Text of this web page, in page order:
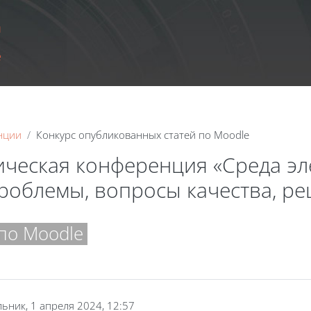
Конкурс опубликованных статей по Moodle
конференция «Среда
вопросы качества,
Moodle
1 апреля 2024, 12:57